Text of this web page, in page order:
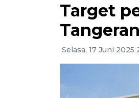
Target
Selasa, 17 Juni 2025